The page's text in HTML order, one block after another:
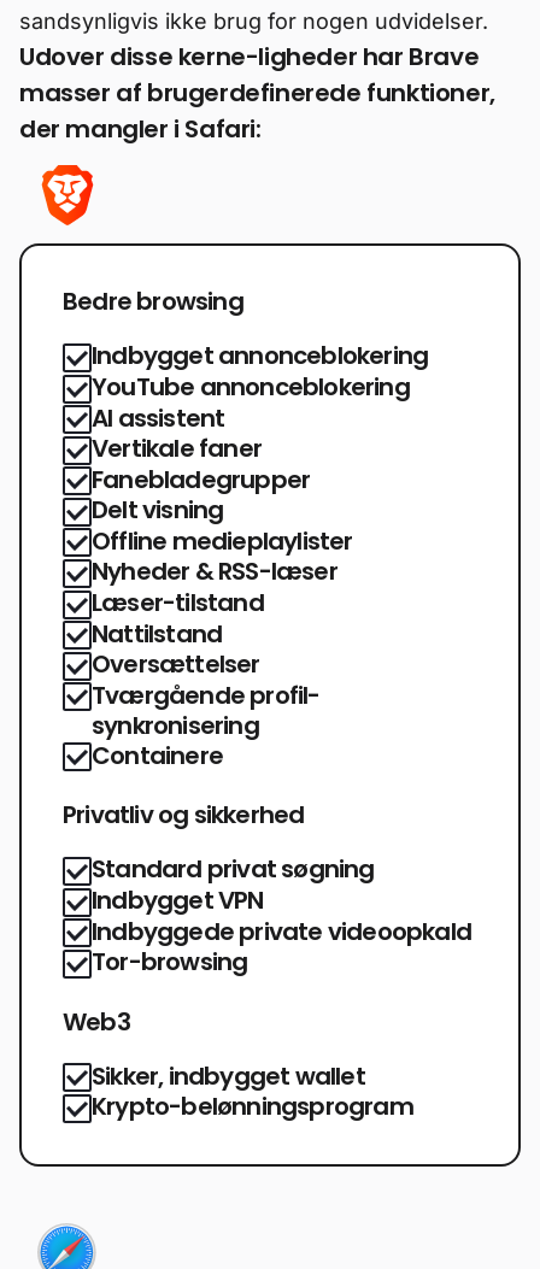
sandsynligvis ikke brug for nogen udvidelser.
Udover disse kerne-ligheder har Brave
masser af brugerdefinerede funktioner,
der mangler i Safari:
Bedre browsing
Indbygget annonceblokering
YouTube annonceblokering
AI assistent
Vertikale faner
Fanebladegrupper
Delt visning
Offline medieplaylister
Nyheder & RSS-læser
Læser-tilstand
Nattilstand
Oversættelser
Tværgående profil-
synkronisering
Containere
Privatliv og sikkerhed
Standard privat søgning
Indbygget VPN
Indbyggede private videoopkald
Tor-browsing
Web3
Sikker, indbygget wallet
Krypto-belønningsprogram